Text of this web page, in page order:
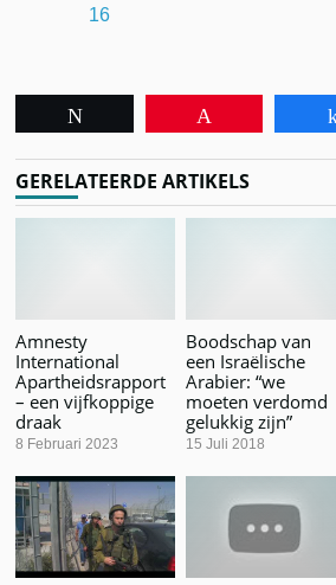
16
GERELATEERDE ARTIKELS
Amnesty
International
Apartheidsrapport
– een vijfkoppige
draak
8 Februari 2023
Boodschap van
een Israëlische
Arabier: “we
moeten verdomd
gelukkig zijn”
15 Juli 2018